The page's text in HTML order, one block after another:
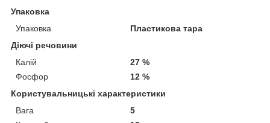
Упаковка
Упаковка
Пластикова тара
Діючі речовини
Калій
27 %
Фосфор
12 %
Користувальницькі характеристики
Вага
5